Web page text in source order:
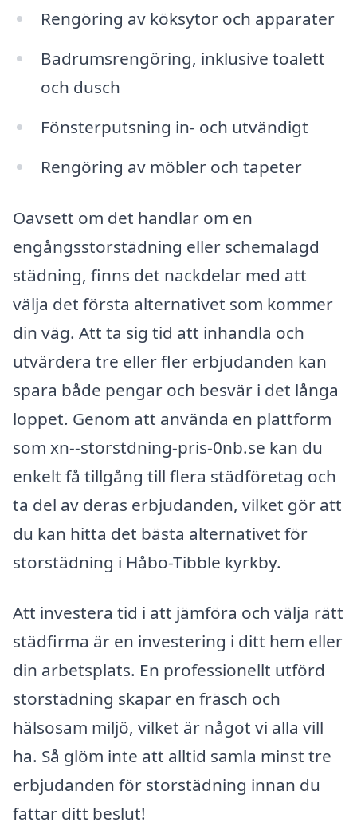
Rengöring av köksytor och apparater
Badrumsrengöring, inklusive toalett
och dusch
Fönsterputsning in- och utvändigt
Rengöring av möbler och tapeter
Oavsett om det handlar om en
engångsstorstädning eller schemalagd
städning, finns det nackdelar med att
välja det första alternativet som kommer
din väg. Att ta sig tid att inhandla och
utvärdera tre eller fler erbjudanden kan
spara både pengar och besvär i det långa
loppet. Genom att använda en plattform
som xn--storstdning-pris-0nb.se kan du
enkelt få tillgång till flera städföretag och
ta del av deras erbjudanden, vilket gör att
du kan hitta det bästa alternativet för
storstädning i Håbo-Tibble kyrkby.
Att investera tid i att jämföra och välja rätt
städfirma är en investering i ditt hem eller
din arbetsplats. En professionellt utförd
storstädning skapar en fräsch och
hälsosam miljö, vilket är något vi alla vill
ha. Så glöm inte att alltid samla minst tre
erbjudanden för storstädning innan du
fattar ditt beslut!